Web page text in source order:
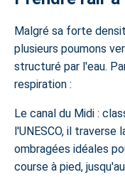
Malgré sa forte
plusieurs poumons
structuré par l'eau.
respiration :
Le canal du Midi :
l'UNESCO, il
ombragées idéales
course à pied,